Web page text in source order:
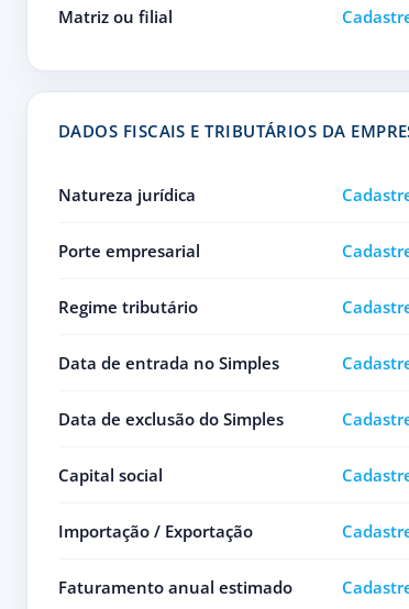
Matriz ou filial
DADOS FISCAIS E TRIBUTÁRIOS DA
Natureza jurídica
Porte empresarial
Regime tributário
Data de entrada no Simples
Data de exclusão do Simples
Capital social
Importação / Exportação
Faturamento anual estimado